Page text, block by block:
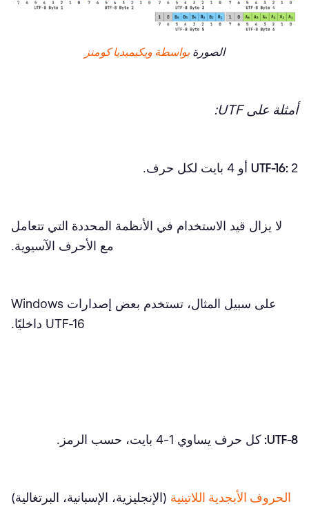
الصورةبواسطة ويكيميديا كومنز
أمثلة على UTF:
UTF-16: 2 أو 4 بايت لكل حرف.
لا يزال قيد الاستخدام في الأنظمة المحددة التي تتعامل
مع الأحرف الآسيوية.
على سبيل المثال، تستخدم بعض إصدارات Windows
UTF-16 داخليًا.
UTF-8: كل حرف يساوي 1-4 بايت، حسب الرمز.
الحروف الأبجدية اللاتينية (الإنجليزية، الإسبانية، البرتغالية)